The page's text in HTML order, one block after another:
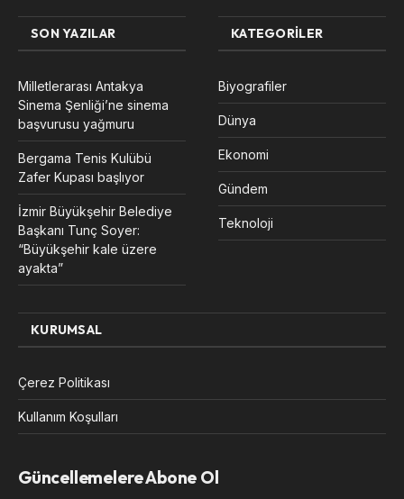
SON YAZILAR
Milletlerarası Antakya
Sinema Şenliği’ne sinema
başvurusu yağmuru
Bergama Tenis Kulübü
Zafer Kupası başlıyor
İzmir Büyükşehir Belediye
Başkanı Tunç Soyer:
“Büyükşehir kale üzere
ayakta”
KATEGORILER
Biyografiler
Dünya
Ekonomi
Gündem
Teknoloji
KURUMSAL
Çerez Politikası
Kullanım Koşulları
Güncellemelere Abone Ol